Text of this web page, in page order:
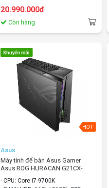
20.990.000đ
Còn hàng
HOT
Asus
Máy tính để bàn Asus Gamer
Asus ROG HURACAN G21CX-
SSD/Nvidia RTX2070/Windows 10
- CPU: Core i7 9700K